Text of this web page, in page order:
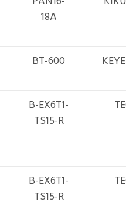
18A
BT-600
B-EX6T1-
TS15-R
B-EX6T1-
TS15-R